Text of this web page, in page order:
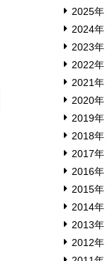
2025年
2024年
2023年
2022年
2021年
2020年
2019年
2018年
2017年
2016年
2015年
2014年
2013年
2012年